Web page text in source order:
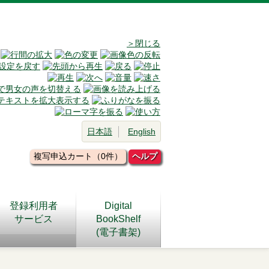
＞閉じる
日本語 English
複写申込カート（0件） ヘルプ
登録利用者
サービス
Digital
BookShelf
(電子書架)